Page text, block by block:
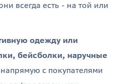
всегда есть - на той или
одежду или
бейсболки, наручные
с покупателями